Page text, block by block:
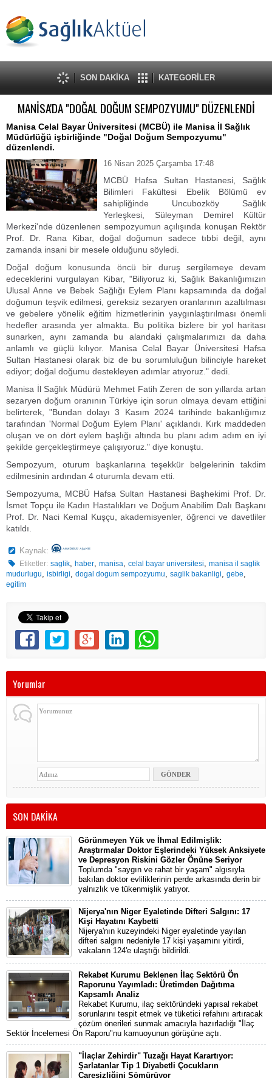
SON DAKİKA KATEGORİLER
MANİSA'DA "DOĞAL DOĞUM SEMPOZYUMU" DÜZENLENDİ
Manisa Celal Bayar Üniversitesi (MCBÜ) ile Manisa İl Sağlık
Müdürlüğü işbirliğinde "Doğal Doğum Sempozyumu"
düzenlendi.
16 Nisan 2025 Çarşamba 17:48
MCBÜ Hafsa Sultan Hastanesi, Sağlık
Bilimleri Fakültesi Ebelik Bölümü ev
sahipliğinde Uncubozköy Sağlık
Yerleşkesi, Süleyman Demirel Kültür
Merkezi'nde düzenlenen sempozyumun açılışında konuşan Rektör
Prof. Dr. Rana Kibar, doğal doğumun sadece tıbbi değil, aynı
zamanda insani bir mesele olduğunu söyledi.
Doğal doğum konusunda öncü bir duruş sergilemeye devam
edeceklerini vurgulayan Kibar, "Biliyoruz ki, Sağlık Bakanlığımızın
Ulusal Anne ve Bebek Sağlığı Eylem Planı kapsamında da doğal
doğumun teşvik edilmesi, gereksiz sezaryen oranlarının azaltılması
ve gebelere yönelik eğitim hizmetlerinin yaygınlaştırılması önemli
hedefler arasında yer almakta. Bu politika bizlere bir yol haritası
sunarken, aynı zamanda bu alandaki çalışmalarımızı da daha
anlamlı ve güçlü kılıyor. Manisa Celal Bayar Üniversitesi Hafsa
Sultan Hastanesi olarak biz de bu sorumluluğun bilinciyle hareket
ediyor; doğal doğumu destekleyen adımlar atıyoruz." dedi.
Manisa İl Sağlık Müdürü Mehmet Fatih Zeren de son yıllarda artan
sezaryen doğum oranının Türkiye için sorun olmaya devam ettiğini
belirterek, "Bundan dolayı 3 Kasım 2024 tarihinde bakanlığımız
tarafından 'Normal Doğum Eylem Planı' açıklandı. Kırk maddeden
oluşan ve on dört eylem başlığı altında bu planı adım adım en iyi
şekilde gerçekleştirmeye çalışıyoruz." diye konuştu.
Sempozyum, oturum başkanlarına teşekkür belgelerinin takdim
edilmesinin ardından 4 oturumla devam etti.
Sempozyuma, MCBÜ Hafsa Sultan Hastanesi Başhekimi Prof. Dr.
İsmet Topçu ile Kadın Hastalıkları ve Doğum Anabilim Dalı Başkanı
Prof. Dr. Naci Kemal Kuşçu, akademisyenler, öğrenci ve davetliler
katıldı.
Kaynak:
Etiketler: saglik,haber,manisa,celal bayar universitesi,manisa il saglik
mudurlugu, isbirligi, dogal dogum sempozyumu, saglik bakanligi, gebe,
egitim
Yorumlar
SON DAKİKA
Görünmeyen Yük ve İhmal Edilmişlik:
Araştırmalar Doktor Eşlerindeki Yüksek Anksiyete
ve Depresyon Riskini Gözler Önüne Seriyor
Toplumda "saygın ve rahat bir yaşam" algısıyla
bakılan doktor evliliklerinin perde arkasında derin bir
yalnızlık ve tükenmişlik yatıyor.
Nijerya'nın Niger Eyaletinde Difteri Salgını: 17
Kişi Hayatını Kaybetti
Nijerya'nın kuzeyindeki Niger eyaletinde yayılan
difteri salgını nedeniyle 17 kişi yaşamını yitirdi,
vakaların 124'e ulaştığı bildirildi.
Rekabet Kurumu Beklenen İlaç Sektörü Ön
Raporunu Yayımladı: Üretimden Dağıtıma
Kapsamlı Analiz
Rekabet Kurumu, ilaç sektöründeki yapısal rekabet
sorunlarını tespit etmek ve tüketici refahını artıracak
çözüm önerileri sunmak amacıyla hazırladığı "İlaç
Sektör İncelemesi Ön Raporu"nu kamuoyunun görüşüne açtı.
"İlaçlar Zehirdir" Tuzağı Hayat Karartıyor:
Şarlatanlar Tip 1 Diyabetli Çocukların
Çaresizliğini Sömürüyor